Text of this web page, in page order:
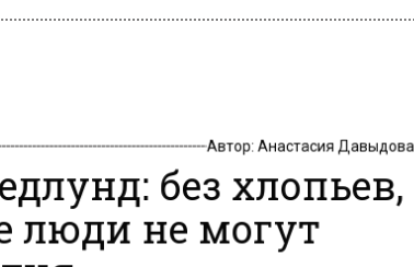
без хлопьев,
люди не могут